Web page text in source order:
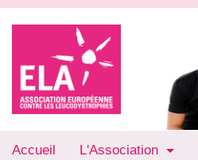
Accueil L'Association